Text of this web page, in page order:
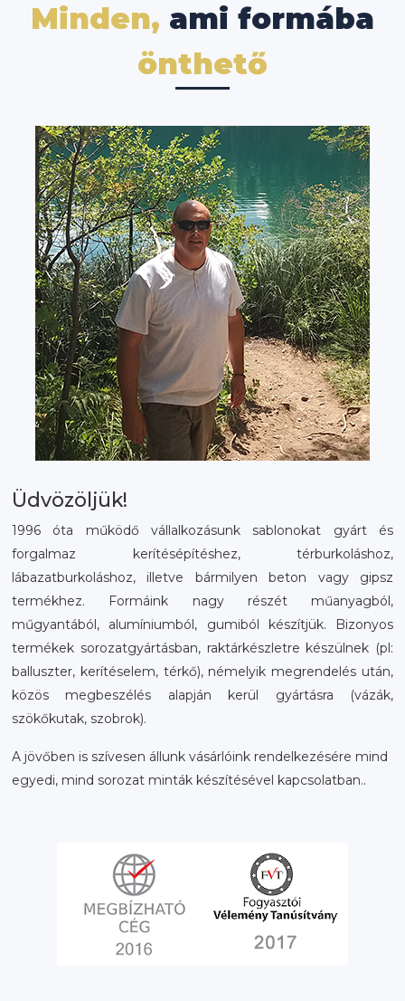
Minden, ami formába
önthető
Üdvözöljük!
1996 óta működő vállalkozásunk sablonokat gyárt és
forgalmaz kerítésépítéshez, térburkoláshoz,
lábazatburkoláshoz, illetve bármilyen beton vagy gipsz
termékhez. Formáink nagy részét műanyagból,
műgyantából, alumíniumból, gumiból készítjük. Bizonyos
termékek sorozatgyártásban, raktárkészletre készülnek (pl:
balluszter, kerítéselem, térkő), némelyik megrendelés után,
közös megbeszélés alapján kerül gyártásra (vázák,
szökőkutak, szobrok).
A jövőben is szívesen állunk vásárlóink rendelkezésére mind
egyedi, mind sorozat minták készítésével kapcsolatban..